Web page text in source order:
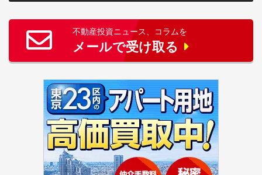
不動産投資ニュース、コラムを
メールで受け取る